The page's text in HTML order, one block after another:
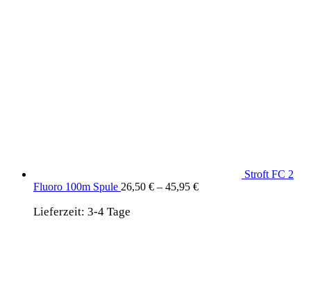
Stroft FC 2
Fluoro 100m Spule 26,50 € – 45,95 €
Lieferzeit: 3-4 Tage